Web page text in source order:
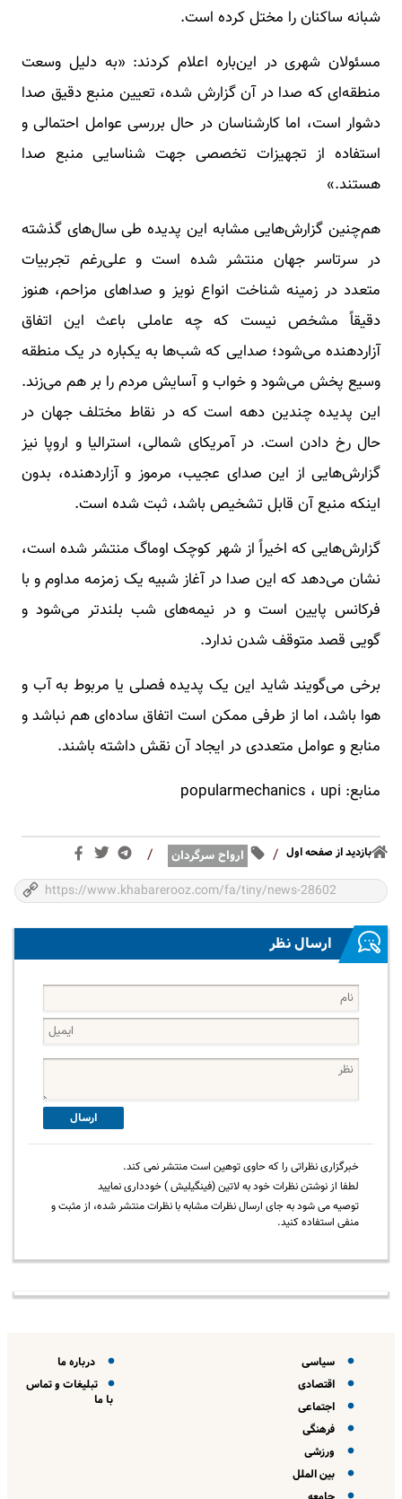
شبانه ساکنان را مختل کرده است.
مسئولان شهری در این‌باره اعلام کردند: «به دلیل وسعت
منطقه‌ای که صدا در آن گزارش شده، تعیین منبع دقیق صدا
دشوار است، اما کارشناسان در حال بررسی عوامل احتمالی و
استفاده از تجهیزات تخصصی جهت شناسایی منبع صدا
هستند.»
هم‌چنین گزارش‌هایی مشابه این پدیده طی سال‌های گذشته
در سرتاسر جهان منتشر شده است و علی‌رغم تجربیات
متعدد در زمینه شناخت انواع نویز و صداهای مزاحم، هنوز
دقیقاً مشخص نیست که چه عاملی باعث این اتفاق
آزاردهنده می‌شود؛ صدایی که شب‌ها به یکباره در یک منطقه
وسیع پخش می‌شود و خواب و آسایش مردم را بر هم می‌زند.
این پدیده چندین دهه است که در نقاط مختلف جهان در
حال رخ دادن است. در آمریکای شمالی، استرالیا و اروپا نیز
گزارش‌هایی از این صدای عجیب، مرموز و آزاردهنده، بدون
اینکه منبع آن قابل تشخیص باشد، ثبت شده است.
گزارش‌هایی که اخیراً از شهر کوچک اوماگ منتشر شده است،
نشان می‌دهد که این صدا در آغاز شبیه یک زمزمه مداوم و با
فرکانس پایین است و در نیمه‌های شب بلندتر می‌شود و
گویی قصد متوقف شدن ندارد.
برخی می‌گویند شاید این یک پدیده فصلی یا مربوط به آب و
هوا باشد، اما از طرفی ممکن است اتفاق ساده‌ای هم نباشد و
منابع و عوامل متعددی در ایجاد آن نقش داشته باشند.
منابع: popularmechanics ، upi
بازدید از صفحه اول / ارواح سرگردان /
ارسال نظر
ارسال
خبرگزاری نظراتی را که حاوی توهین است منتشر نمی کند.
لطفا از نوشتن نظرات خود به لاتین (فینگیلیش ) خودداری نمایید
توصیه می شود به جای ارسال نظرات مشابه با نظرات منتشر شده، از مثبت و
منفی استفاده کنید.
سیاسی
اقتصادی
اجتماعی
فرهنگی
ورزشی
بین الملل
درباره ما
تبلیغات و تماس
با ما